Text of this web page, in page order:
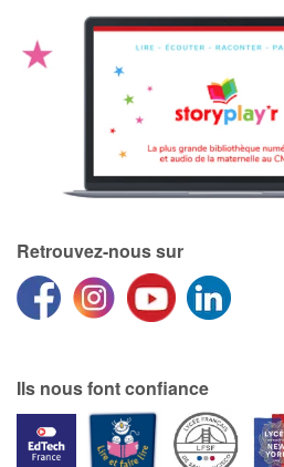
En famille
Quotidien et loisirs
Amour et amitié
Sujets de société
Formats et illustrations
Retrouvez-nous sur
Ils nous font confiance